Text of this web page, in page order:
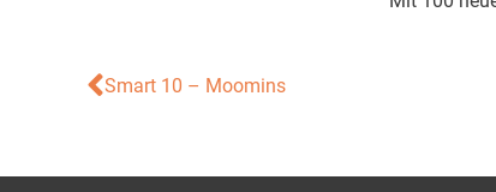
Smart 10 – Moomins